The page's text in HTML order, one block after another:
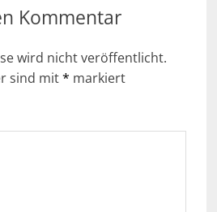
Kommentar
wird nicht veröffentlicht.
sind mit* markiert